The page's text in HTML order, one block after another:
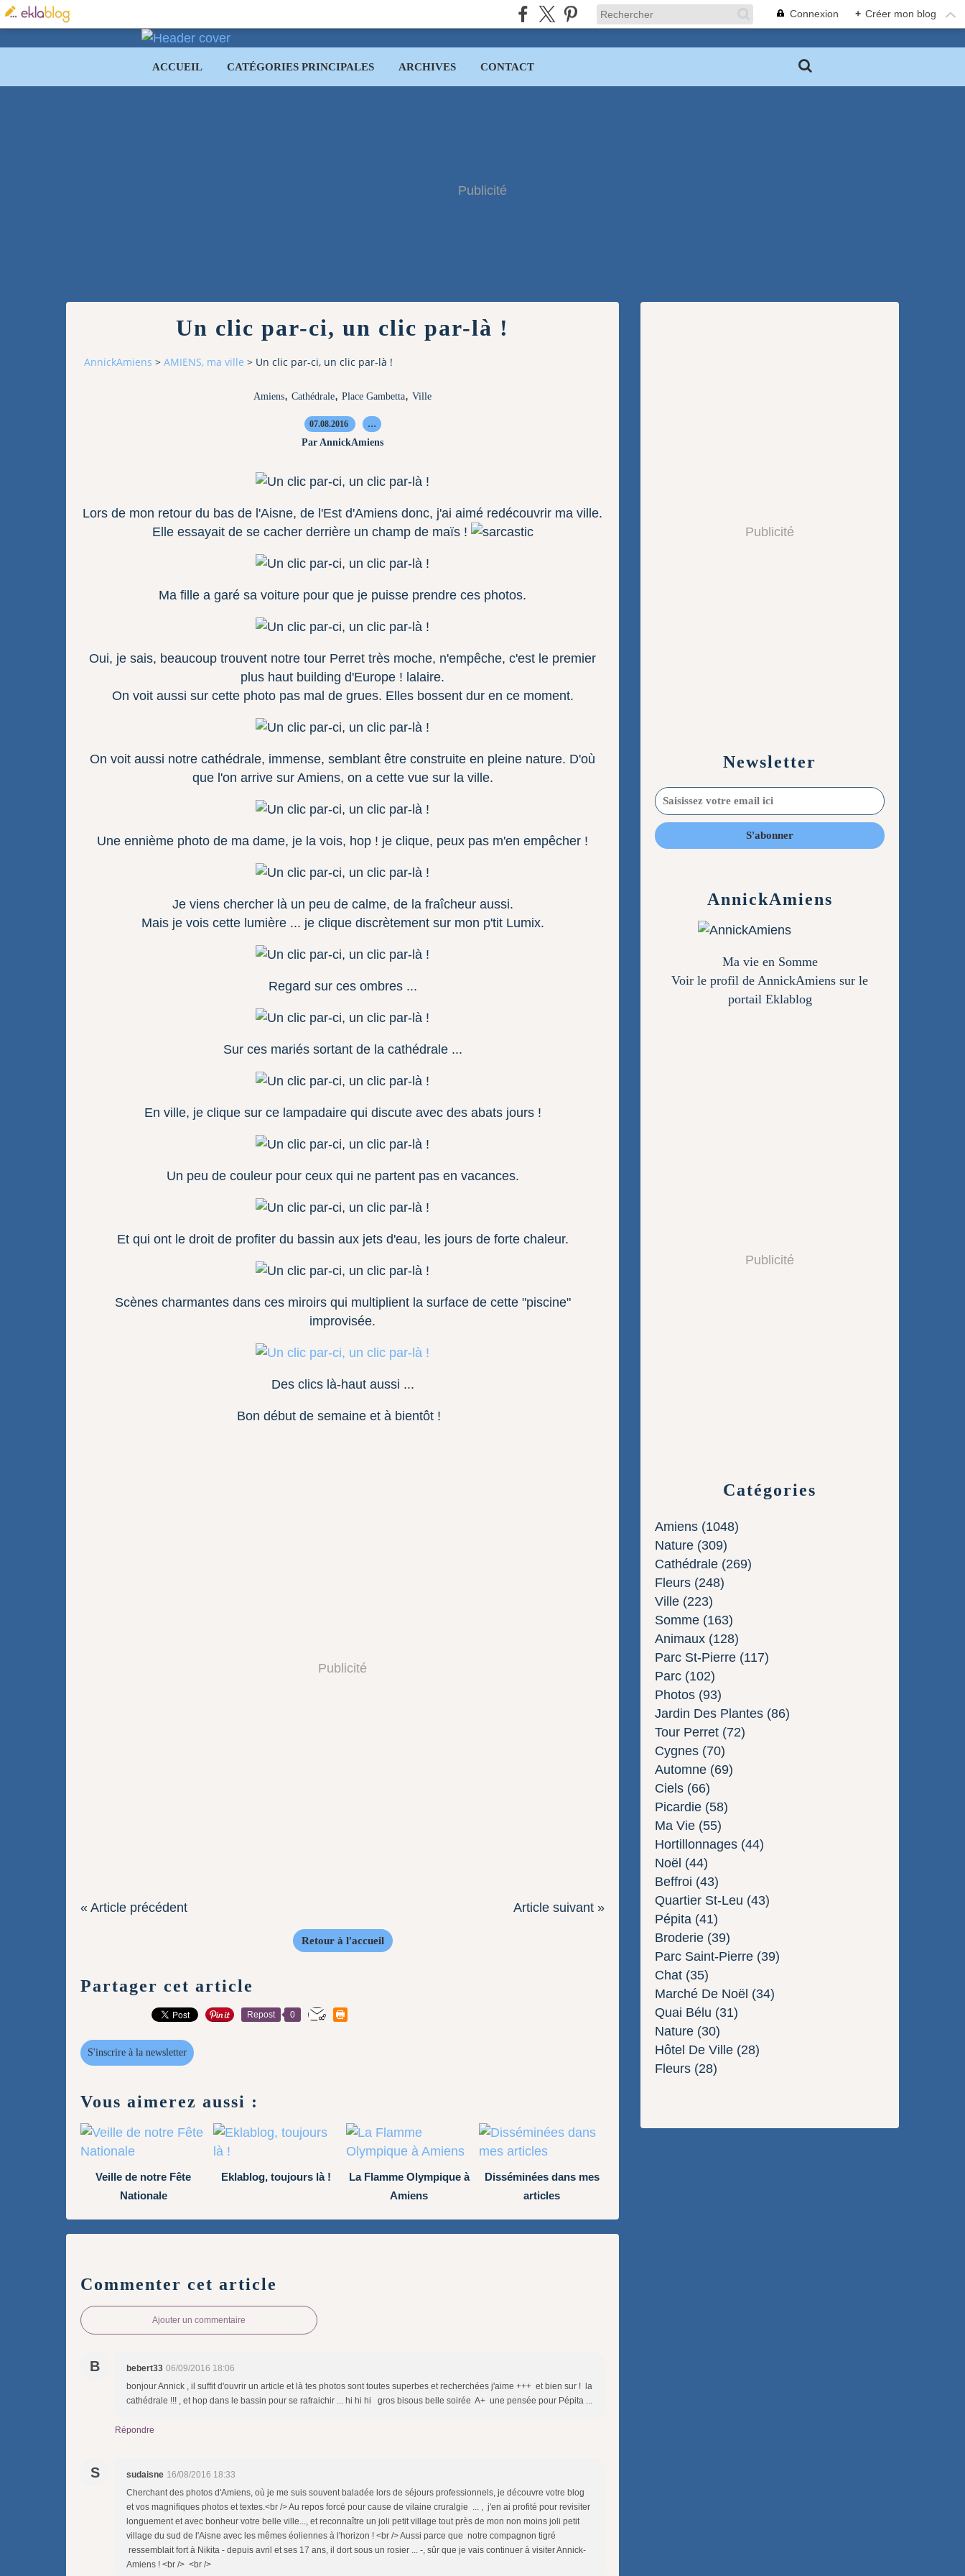
Connexion + Créer mon blog
ACCUEIL CATÉGORIES PRINCIPALES ARCHIVES CONTACT
Publicité
Un clic par-ci, un clic par-là !
AnnickAmiens > AMIENS, ma ville > Un clic par-ci, un clic par-là !
Amiens, Cathédrale, Place Gambetta, Ville
07.08.2016 …
Par AnnickAmiens
Lors de mon retour du bas de l'Aisne, de l'Est d'Amiens donc, j'ai aimé redécouvrir ma ville.
Elle essayait de se cacher derrière un champ de maïs !
Ma fille a garé sa voiture pour que je puisse prendre ces photos.
Oui, je sais, beaucoup trouvent notre tour Perret très moche, n'empêche, c'est le premier
plus haut building d'Europe ! lalaire.
On voit aussi sur cette photo pas mal de grues. Elles bossent dur en ce moment.
On voit aussi notre cathédrale, immense, semblant être construite en pleine nature. D'où
que l'on arrive sur Amiens, on a cette vue sur la ville.
Une ennième photo de ma dame, je la vois, hop ! je clique, peux pas m'en empêcher !
Je viens chercher là un peu de calme, de la fraîcheur aussi.
Mais je vois cette lumière ... je clique discrètement sur mon p'tit Lumix.
Regard sur ces ombres ...
Sur ces mariés sortant de la cathédrale ...
En ville, je clique sur ce lampadaire qui discute avec des abats jours !
Un peu de couleur pour ceux qui ne partent pas en vacances.
Et qui ont le droit de profiter du bassin aux jets d'eau, les jours de forte chaleur.
Scènes charmantes dans ces miroirs qui multiplient la surface de cette "piscine"
improvisée.
Des clics là-haut aussi ...
Bon début de semaine et à bientôt !
Publicité
« Article précédent Article suivant »
Retour à l'accueil
Partager cet article
Repost 0
S'inscrire à la newsletter
Vous aimerez aussi :
Veille de notre Fête
Nationale
Eklablog, toujours là !
La Flamme Olympique à
Amiens
Disséminées dans mes
articles
Commenter cet article
Ajouter un commentaire
B bebert33 06/09/2016 18:06
bonjour Annick , il suffit d'ouvrir un article et là tes photos sont toutes superbes et recherchées j'aime +++ et bien sur ! la
cathédrale !!! , et hop dans le bassin pour se rafraichir ... hi hi hi gros bisous belle soirée A+ une pensée pour Pépita ...
Répondre
S sudaisne 16/08/2016 18:33
Cherchant des photos d'Amiens, où je me suis souvent baladée lors de séjours professionnels, je découvre votre blog
et vos magnifiques photos et textes.<br /> Au repos forcé pour cause de vilaine cruralgie ... , j'en ai profité pour revisiter
longuement et avec bonheur votre belle ville..., et reconnaître un joli petit village tout près de mon non moins joli petit
village du sud de l'Aisne avec les mêmes éoliennes à l'horizon ! <br /> Aussi parce que notre compagnon tigré
ressemblait fort à Nikita - depuis avril et ses 17 ans, il dort sous un rosier ... -, sûr que je vais continuer à visiter Annick-
Amiens ! <br /> <br />
Newsletter
Publicité
Catégories
Amiens (1048)
Nature (309)
Cathédrale (269)
Fleurs (248)
Ville (223)
Somme (163)
Animaux (128)
Parc St-Pierre (117)
Parc (102)
Photos (93)
Jardin Des Plantes (86)
Tour Perret (72)
Cygnes (70)
Automne (69)
Ciels (66)
Picardie (58)
Ma Vie (55)
Hortillonnages (44)
Noël (44)
Beffroi (43)
Quartier St-Leu (43)
Pépita (41)
Broderie (39)
Parc Saint-Pierre (39)
Chat (35)
Marché De Noël (34)
Quai Bélu (31)
Nature (30)
Hôtel De Ville (28)
Fleurs (28)
AnnickAmiens
Ma vie en Somme
Voir le profil de AnnickAmiens sur le
portail Eklablog
Publicité